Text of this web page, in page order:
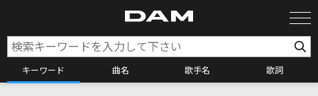
キーワード 曲名 歌手名 歌詞